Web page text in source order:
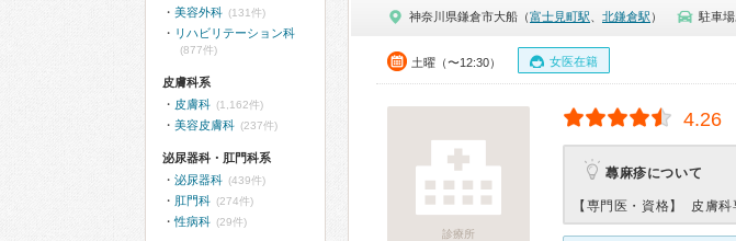
神奈川県鎌倉市大船（富士見町駅 北鎌倉駅 ） 駐車場
土曜（〜12:30） 女医在籍
診療所
4.26
蕁麻疹について
【専門医・資格】 皮膚科
美容外科 (131件)
リハビリテーション科
(877件)
皮膚科系
皮膚科 (1,162件)
美容皮膚科 (237件)
泌尿器科・肛門科系
泌尿器科 (439件)
肛門科 (274件)
性病科 (29件)